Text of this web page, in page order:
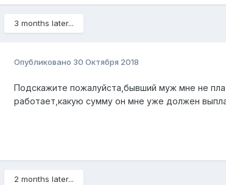
3 months later...
Опубликовано 30 Октября 2018
Подскажите пожалуйста,бывший муж мне не
работает,какую сумму он мне уже должен
2 months later...